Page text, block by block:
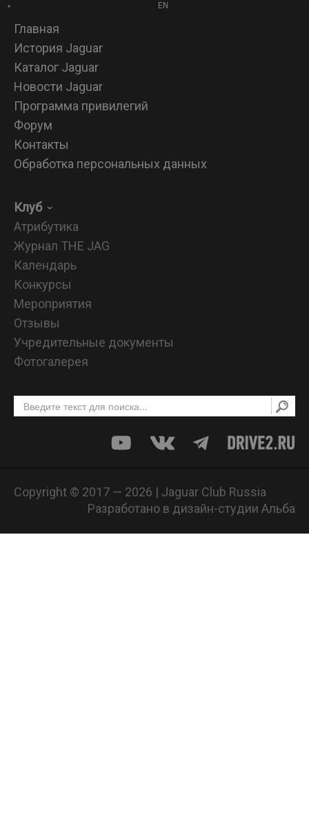
EN
Главная
История Jaguar
Каталог Jaguar
Новости Jaguar
Программа привилегий
Форум
Контакты
Обработка персональных данных
Клуб
Атрибутика
Журнал THE JAG
Календарь
Конкурсы
Мероприятия
Отзывы
Учредительные документы
Фотогалерея
Copyright © 2017 — 2026 | Jaguar Club Russia
Разработано в дизайн-студии Альба